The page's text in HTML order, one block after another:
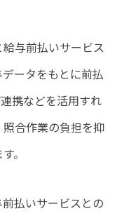
与前払いサービス
ータをもとに前払
携などを活用すれ
合作業の負担を抑
。
払いサービスとの